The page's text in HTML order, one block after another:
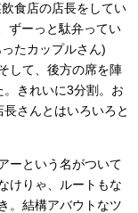
食店の店長をしてい
ずーっと駄弁ってい
たカップルさん)
して、後方の席を陣
きれいに3分割。お
さんとはいろいろと
ーという名がついて
けりゃ、ルートもな
。結構アバウトなツ